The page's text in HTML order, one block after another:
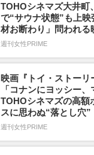
TOHOシネマズ大井町
で“サウナ状態”も上
材お断わり」問われる
週刊女性PRIME
映画『トイ・ストーリ
「コナンにヨッシー、
TOHOシネマズの高額
スに思わぬ“落とし穴”
週刊女性PRIME